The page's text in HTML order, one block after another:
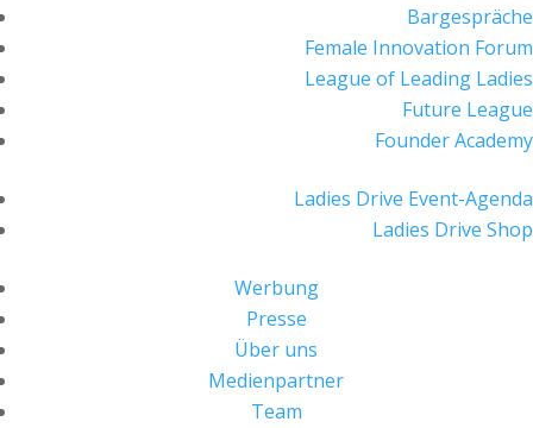
Bargespräche
Female Innovation Forum
League of Leading Ladies
Future League
Founder Academy
Ladies Drive Event-Agenda
Ladies Drive Shop
Werbung
Presse
Über uns
Medienpartner
Team